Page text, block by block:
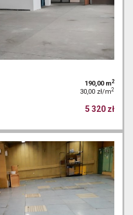
190,00 m2
30,00 zł/m2
5 320 zł